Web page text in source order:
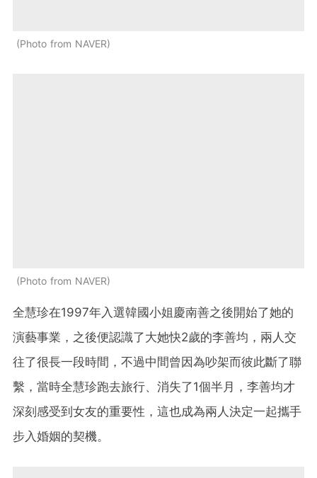
Photo from NAVER
Photo from NAVER
全慧珍在1997年入選韓國小姐慶南善之後開始了她的
演藝事業，之後便認識了大她快2歲的李善均，兩人交
往了很長一段時間，不過中間曾因為吵架而彼此斷了聯
繫，當時全慧珍跑去旅行、消失了1個半月，李善均才
深刻感受到女友的重要性，這也成為兩人決定一起攜手
步入婚姻的契機。